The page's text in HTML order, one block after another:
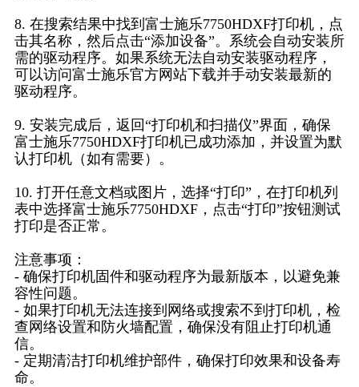
8. 在搜索结果中找到富士施乐7750HDXF打印机，点
击其名称，然后点击“添加设备”。系统会自动安装所
需的驱动程序。如果系统无法自动安装驱动程序，
可以访问富士施乐官方网站下载并手动安装最新的
驱动程序。
9. 安装完成后，返回“打印机和扫描仪”界面，确保
富士施乐7750HDXF打印机已成功添加，并设置为默
认打印机（如有需要）。
10. 打开任意文档或图片，选择“打印”，在打印机列
表中选择富士施乐7750HDXF，点击“打印”按钮测试
打印是否正常。
注意事项：
- 确保打印机固件和驱动程序为最新版本，以避免兼
容性问题。
- 如果打印机无法连接到网络或搜索不到打印机，检
查网络设置和防火墙配置，确保没有阻止打印机通
信。
- 定期清洁打印机维护部件，确保打印效果和设备寿
命。